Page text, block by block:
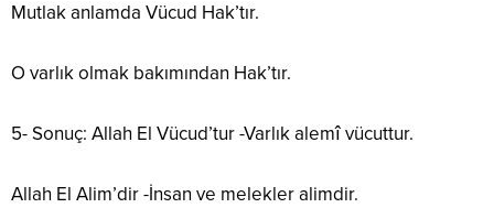
Mutlak anlamda Vücud Hak’tır.
O varlık olmak bakımından Hak’tır.
5- Sonuç: Allah El Vücud’tur -Varlık alemî vücuttur.
Allah El Alim’dir -İnsan ve melekler alimdir.